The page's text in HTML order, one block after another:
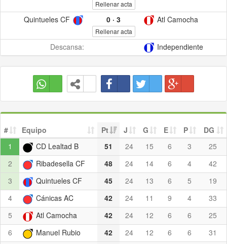
Rellenar acta
Quintueles CF 0· 3 Atl Camocha
Rellenar acta
Descansa: Independiente
# Equipo Pt J G E P
DG
1
CD Lealtad B 51 24 15 6 3
25
2
Ribadesella CF 48 24 14 6 4
42
3
Quintueles CF 45 24 13 6 5
19
4
Cánicas AC 42 24 11 9 4
33
5
Atl Camocha 42 24 12 6 6
25
6
Manuel Rubio 42 24 12 6 6
31